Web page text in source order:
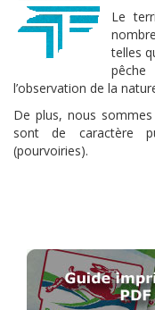
Le
telles
l’observation de la
De plus, nous
sont de caractère
(pourvoiries).